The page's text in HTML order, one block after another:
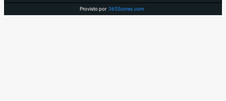
Provisto por 365Scores.com